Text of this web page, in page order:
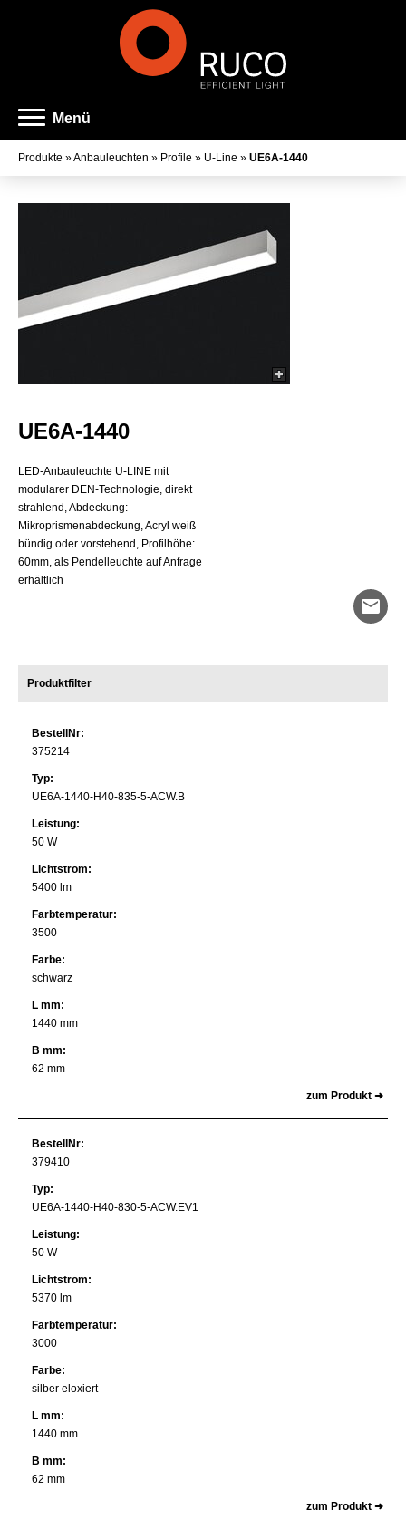
Menü
Produkte »Anbauleuchten » Profile » U-Line » UE6A-1440
UE6A-1440
LED-Anbauleuchte U-LINE mit
modularer DEN-Technologie, direkt
strahlend, Abdeckung:
Mikroprismenabdeckung, Acryl weiß
bündig oder vorstehend, Profilhöhe:
60mm, als Pendelleuchte auf Anfrage
erhältlich
mail
Produktfilter
Lichtaustritt
Systemleistung
Länge
Breite
BestellNr:
375214
Typ:
UE6A-1440-H40-835-5-ACW.B
Leistung:
50 W
Lichtstrom:
5400 lm
Farbtemperatur:
3500
Farbe:
schwarz
L mm:
1440 mm
B mm:
62 mm
zum Produkt ➜
BestellNr:
379410
Typ:
UE6A-1440-H40-830-5-ACW.EV1
Leistung:
50 W
Lichtstrom:
5370 lm
Farbtemperatur:
3000
Farbe:
silber eloxiert
L mm:
1440 mm
B mm:
62 mm
zum Produkt ➜